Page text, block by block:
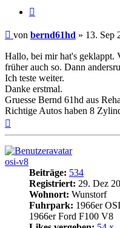
Beitrag
von bernd61hd » 13. Sep
Hallo, bei mir hat's geklappt.
früher auch so. Dann
Ich teste weiter.
Danke erstmal.
Gruesse Bernd 61hd aus
Richtige Autos haben 8
osi-v8
Beiträge: 534
Registriert: 29. Dez
Wohnort: Wunstorf
Fuhrpark: 1966er
1966er Ford F100 V8